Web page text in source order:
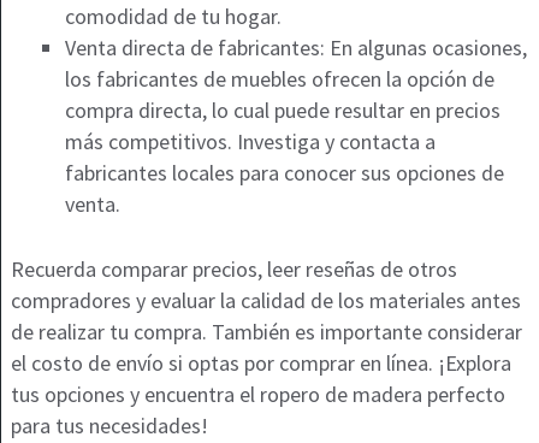
comodidad de tu hogar.
Venta directa de fabricantes: En algunas ocasiones,
los fabricantes de muebles ofrecen la opción de
compra directa, lo cual puede resultar en precios
más competitivos. Investiga y contacta a
fabricantes locales para conocer sus opciones de
venta.
Recuerda comparar precios, leer reseñas de otros
compradores y evaluar la calidad de los materiales antes
de realizar tu compra. También es importante considerar
el costo de envío si optas por comprar en línea. ¡Explora
tus opciones y encuentra el ropero de madera perfecto
para tus necesidades!